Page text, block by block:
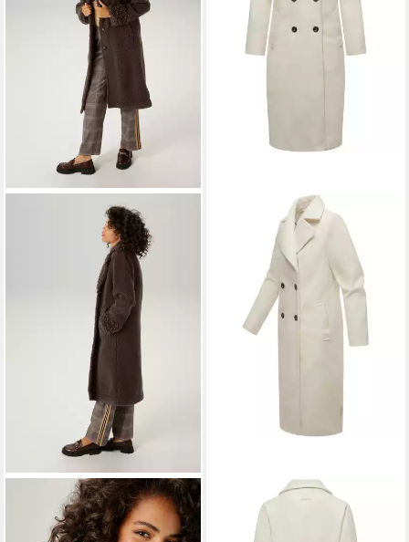
ANISTON CASUAL
Langmantel mit "Locken" am
Reverskragen und den
Langmantel Sternlein 14
Kurzmantel in Woll-Optik mit